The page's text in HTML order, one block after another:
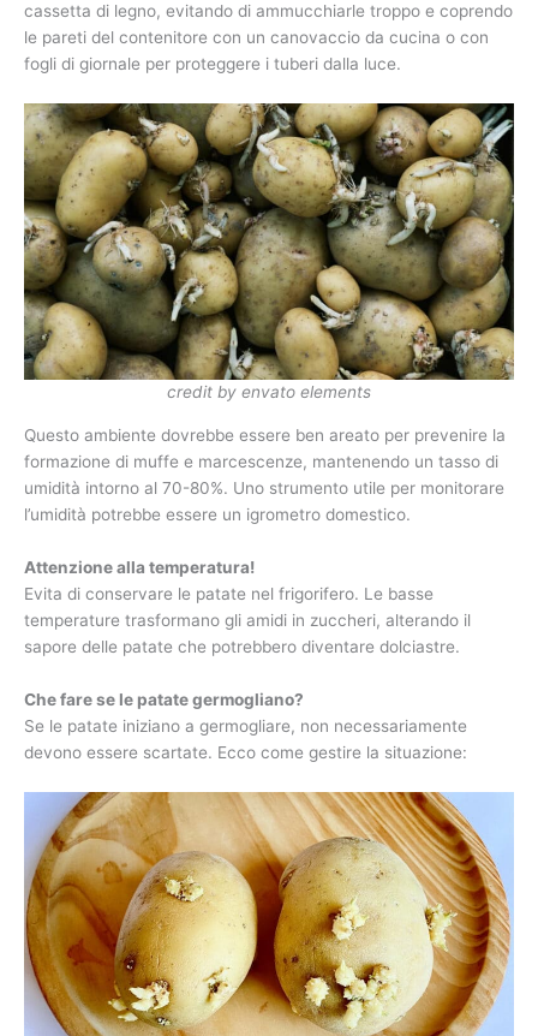
cassetta di legno, evitando di ammucchiarle troppo e coprendo
le pareti del contenitore con un canovaccio da cucina o con
fogli di giornale per proteggere i tuberi dalla luce.
credit by envato elements
Questo ambiente dovrebbe essere ben areato per prevenire la
formazione di muffe e marcescenze, mantenendo un tasso di
umidità intorno al 70-80%. Uno strumento utile per monitorare
l’umidità potrebbe essere un igrometro domestico.
Attenzione alla temperatura!
Evita di conservare le patate nel frigorifero. Le basse
temperature trasformano gli amidi in zuccheri, alterando il
sapore delle patate che potrebbero diventare dolciastre.
Che fare se le patate germogliano?
Se le patate iniziano a germogliare, non necessariamente
devono essere scartate. Ecco come gestire la situazione: